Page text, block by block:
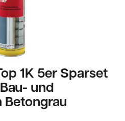
1K 5er Sparset
und
Betongrau